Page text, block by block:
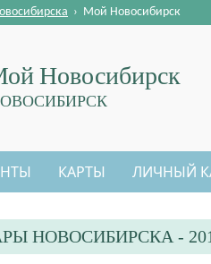
Новосибирск
› Мой Новосибирск
КАРТЫ ЛИЧНЫЙ
НОВОСИБИРСКА -